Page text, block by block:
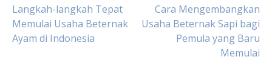
Post
navigation
Langkah-langkah Tepat
Memulai Usaha Beternak
Ayam di Indonesia
Cara Mengembangkan
Usaha Beternak Sapi bagi
Pemula yang Baru
Memulai